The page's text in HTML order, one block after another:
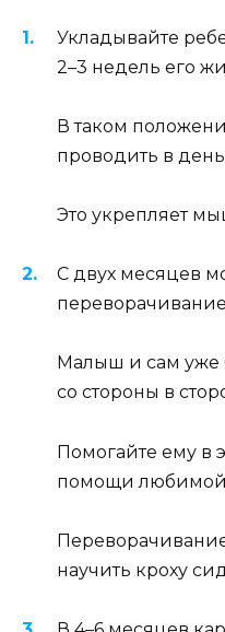
Укладывайте
2–3 недель его
В таком
проводить в
Это укрепляет
С двух месяцев
Малыш и сам уже
со стороны в
Помогайте ему в
помощи
научить кроху